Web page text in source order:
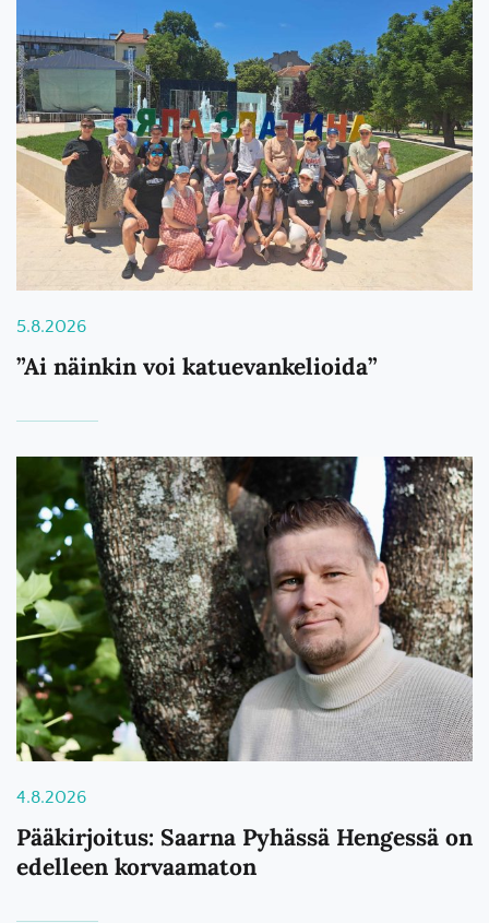
5.8.2026
”Ai näinkin voi katuevankelioida”
4.8.2026
Pääkirjoitus: Saarna Pyhässä Hengessä on
edelleen korvaamaton